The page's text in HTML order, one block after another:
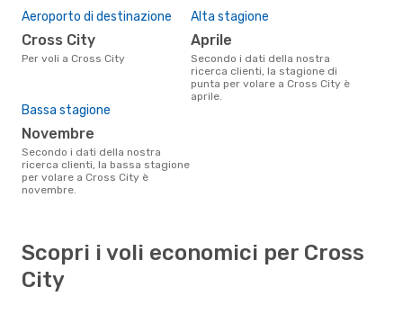
Aeroporto di destinazione
Cross City
Per voli a Cross City
Alta stagione
aprile
Secondo i dati della nostra
ricerca clienti, la stagione di
punta per volare a Cross City è
aprile.
Bassa stagione
novembre
Secondo i dati della nostra
ricerca clienti, la bassa stagione
per volare a Cross City è
novembre.
Scopri i voli economici per Cross
City